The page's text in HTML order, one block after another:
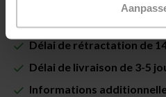
Délai de rétractation de
Délai de livraison de 3-5
Informations